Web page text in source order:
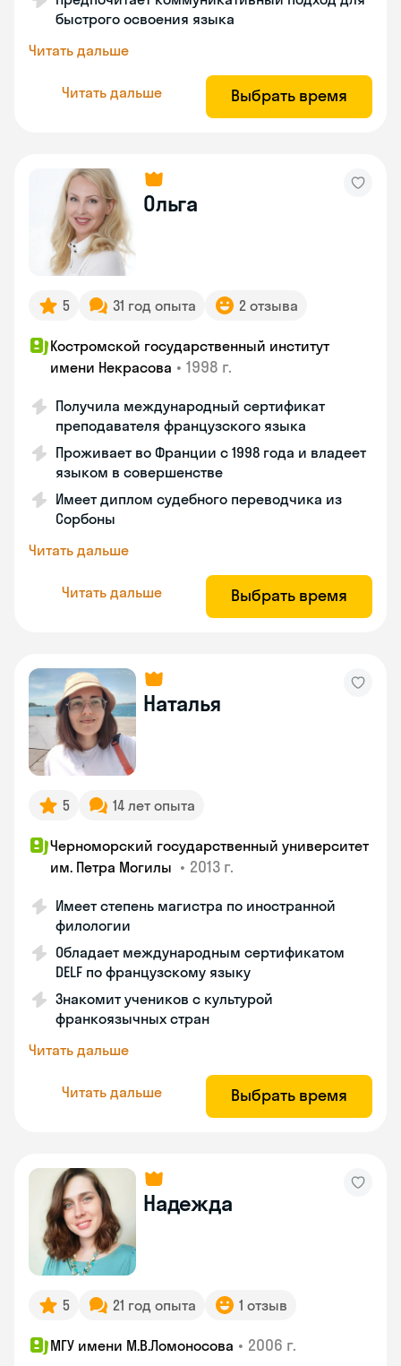
быстрого освоения языка
Читать дальше
Читать дальше Выбрать время
Ольга
5 31 год опыта 2 отзыва
Костромской государственный институт
имени Некрасова • 1998 г.
Получила международный сертификат
преподавателя французского языка
Проживает во Франции с 1998 года и владеет
языком в совершенстве
Имеет диплом судебного переводчика из
Сорбоны
Читать дальше
Читать дальше Выбрать время
Наталья
5 14 лет опыта
Черноморский государственный университет
им. Петра Могилы • 2013 г.
Имеет степень магистра по иностранной
филологии
Обладает международным сертификатом
DELF по французскому языку
Знакомит учеников с культурой
франкоязычных стран
Читать дальше
Читать дальше Выбрать время
Надежда
5 21 год опыта 1 отзыв
МГУ имени М.В.Ломоносова • 2006 г.